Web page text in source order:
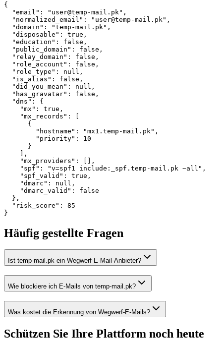
{
  "email": "user@temp-mail.pk",
  "normalized_email": "user@temp-mail.pk",
  "domain": "temp-mail.pk",
  "disposable": true,
  "education": false,
  "public_domain": false,
  "relay_domain": false,
  "role_account": false,
  "role_type": null,
  "is_alias": false,
  "did_you_mean": null,
  "has_gravatar": false,
  "dns": {
    "mx": true,
    "mx_records": [
      {
        "hostname": "mx1.temp-mail.pk",
        "priority": 10
      }
    ],
    "mx_providers": [],
    "spf": "v=spf1 include:_spf.temp-mail.pk ~all",
    "spf_valid": true,
    "dmarc": null,
    "dmarc_valid": false
  },
  "risk_score": 85
}
Häufig gestellte Fragen
Ist temp-mail.pk ein Wegwerf-E-Mail-Anbieter?
Wie blockiere ich E-Mails von temp-mail.pk?
Was kostet die Erkennung von Wegwerf-E-Mails?
Schützen Sie Ihre Plattform noch heute